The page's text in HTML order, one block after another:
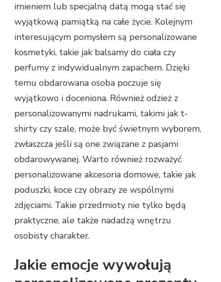
imieniem lub specjalną datą mogą stać się
wyjątkową pamiątką na całe życie. Kolejnym
interesującym pomysłem są personalizowane
kosmetyki, takie jak balsamy do ciała czy
perfumy z indywidualnym zapachem. Dzięki
temu obdarowana osoba poczuje się
wyjątkowo i doceniona. Również odzież z
personalizowanymi nadrukami, takimi jak t-
shirty czy szale, może być świetnym wyborem,
zwłaszcza jeśli są one związane z pasjami
obdarowywanej. Warto również rozważyć
personalizowane akcesoria domowe, takie jak
poduszki, koce czy obrazy ze wspólnymi
zdjęciami. Takie przedmioty nie tylko będą
praktyczne, ale także nadadzą wnętrzu
osobisty charakter.
Jakie emocje wywołują